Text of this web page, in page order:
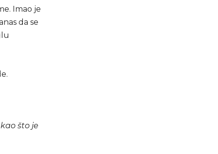
Imao je
da se
što je